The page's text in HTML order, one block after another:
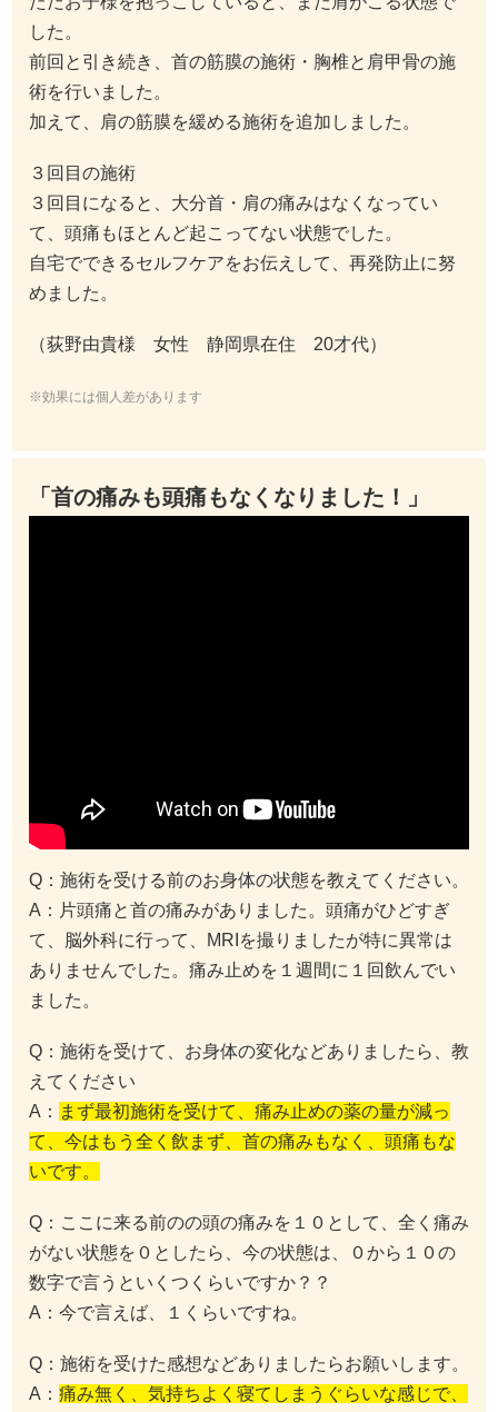
した。
前回と引き続き、首の筋膜の施術・胸椎と肩甲骨の施
術を行いました。
加えて、肩の筋膜を緩める施術を追加しました。
３回目の施術
３回目になると、大分首・肩の痛みはなくなってい
て、頭痛もほとんど起こってない状態でした。
自宅でできるセルフケアをお伝えして、再発防止に努
めました。
（荻野由貴様 女性 静岡県在住 20才代）
※効果には個人差があります
「首の痛みも頭痛もなくなりました！」
Q：施術を受ける前のお身体の状態を教えてください。
A：片頭痛と首の痛みがありました。頭痛がひどすぎ
て、脳外科に行って、MRIを撮りましたが特に異常は
ありませんでした。痛み止めを１週間に１回飲んでい
ました。
Q：施術を受けて、お身体の変化などありましたら、教
えてください
A： まず最初施術を受けて、痛み止めの薬の量が減っ
て、今はもう全く飲まず、首の痛みもなく、頭痛もな
いです。
Q：ここに来る前のの頭の痛みを１０として、全く痛み
がない状態を０としたら、今の状態は、０から１０の
数字で言うといくつくらいですか？？
A：今で言えば、１くらいですね。
Q：施術を受けた感想などありましたらお願いします。
A： 痛み無く、気持ちよく寝てしまうぐらいな感じで、